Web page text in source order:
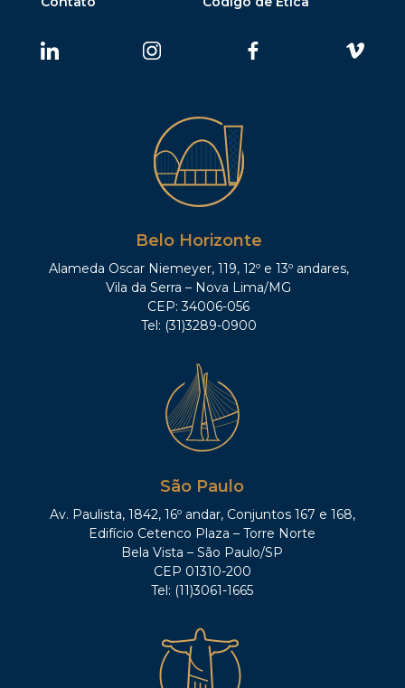
Belo Horizonte
Alameda Oscar Niemeyer, 119, 12º e 13º andares,
Vila da Serra – Nova Lima/MG
CEP: 34006-056
Tel: (31)3289-0900
São Paulo
Av. Paulista, 1842, 16º andar, Conjuntos 167 e 168,
Edifício Cetenco Plaza – Torre Norte
Bela Vista – São Paulo/SP
CEP 01310-200
Tel: (11)3061-1665